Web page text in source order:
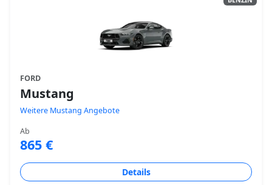
FORD
Mustang
Weitere Mustang Angebote
Ab
865 €
Details